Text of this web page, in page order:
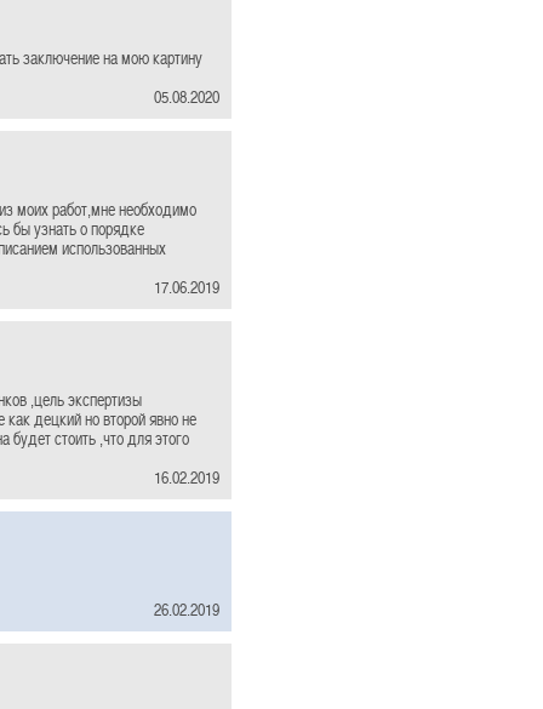
заключение на мою картину
05.08.2020
моих работ,мне необходимо
бы узнать о порядке
использованных
17.06.2019
,цель экспертизы
как децкий но второй явно не
стоить ,что для этого
16.02.2019
26.02.2019